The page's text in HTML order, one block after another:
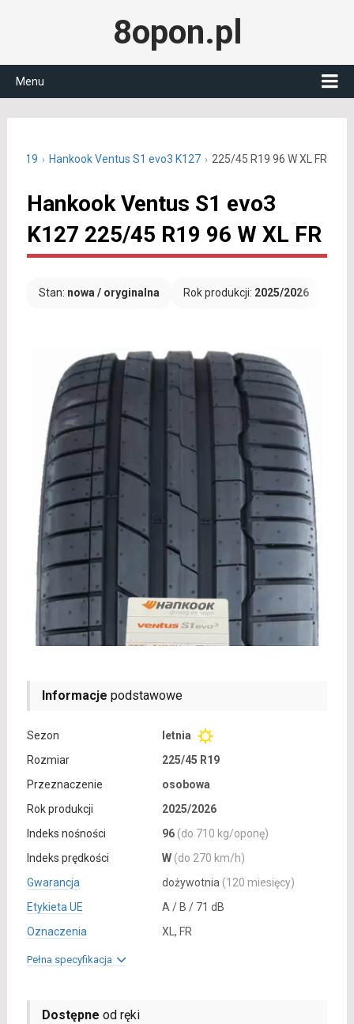
8opon.pl
Menu
R19 Hankook Ventus S1 evo3 K127 225/45 R19 96 W XL FR
Hankook Ventus S1 evo3
K127 225/45 R19 96 W XL FR
Stan: nowa / oryginalna Rok produkcji: 2025/2026
Informacje podstawowe
Sezon
letnia
Rozmiar
225/45 R19
Przeznaczenie
osobowa
Rok produkcji
2025/2026
Indeks nośności
96 (do 710 kg/oponę)
Indeks prędkości
W (do 270 km/h)
Gwarancja
dożywotnia (120 miesięcy)
Etykieta UE
A / B / 71 dB
Oznaczenia
XL, FR
Pełna specyfikacja
Dostępne od ręki